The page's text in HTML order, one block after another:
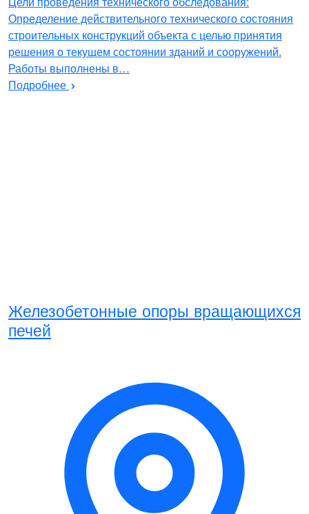
Определение действительного технического состояния
строительных конструкций объекта с целью принятия
решения о текущем состоянии зданий и сооружений.
Работы выполнены в…
Подробнее
Железобетонные опоры вращающихся
печей